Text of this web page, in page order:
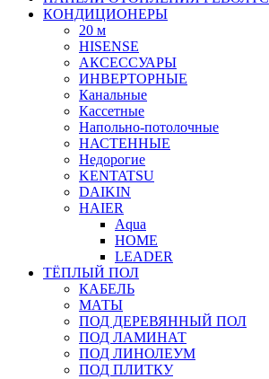
КОНДИЦИОНЕРЫ
20 м
HISENSE
АКСЕССУАРЫ
ИНВЕРТОРНЫЕ
Канальные
Кассетные
Напольно-потолочные
НАСТЕННЫЕ
Недорогие
KENTATSU
DAIKIN
HAIER
Aqua
HOME
LEADER
ТЁПЛЫЙ ПОЛ
КАБЕЛЬ
МАТЫ
ПОД ДЕРЕВЯННЫЙ ПОЛ
ПОД ЛАМИНАТ
ПОД ЛИНОЛЕУМ
ПОД ПЛИТКУ